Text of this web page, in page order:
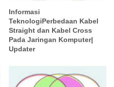
Informasi
TeknologiPerbedaan Kabel
Straight dan Kabel Cross
Pada Jaringan Komputer|
Updater